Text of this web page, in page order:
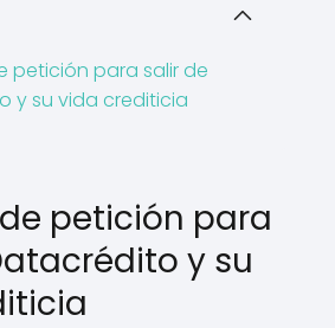
petición para salir de
y su vida crediticia
petición para
y su